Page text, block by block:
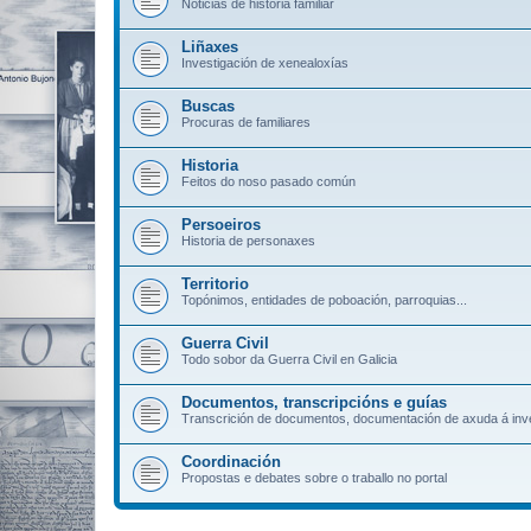
Noticias de historia familiar
Liñaxes
Investigación de xenealoxías
Buscas
Procuras de familiares
Historia
Feitos do noso pasado común
Persoeiros
Historia de personaxes
Territorio
Topónimos, entidades de poboación, parroquias...
Guerra Civil
Todo sobor da Guerra Civil en Galicia
Documentos, transcripcións e guías
Transcrición de documentos, documentación de axuda á
Coordinación
Propostas e debates sobre o traballo no portal